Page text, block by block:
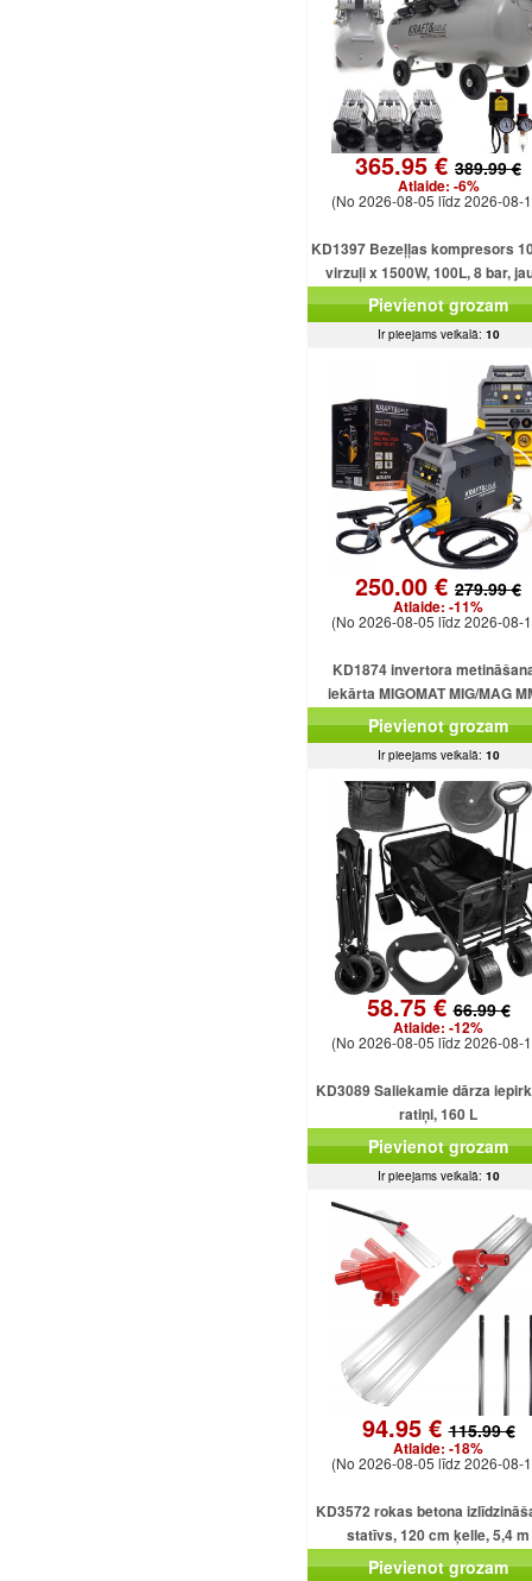
365.95 € 389.99 €
Atlaide: -6%
(No 2026-08-05 līdz 2026-08-
KD1397 Bezeļļas kompresors
virzuļi x 1500W, 100L, 8 bar,
jaudīgs modelis
Pievienot grozam
Ir pieejams veikalā: 10
250.00 € 279.99 €
Atlaide: -11%
(No 2026-08-05 līdz 2026-08-
KD1874 invertora
iekārta MIGOMAT MIG/MAG
FCAW Flux TIG Lift 250A
Pievienot grozam
Ir pieejams veikalā: 10
58.75 €66.99 €
Atlaide: -12%
(No 2026-08-05 līdz 2026-08-
KD3089 Saliekamie dārza
ratiņi, 160 L
Pievienot grozam
Ir pieejams veikalā: 10
94.95 €115.99 €
Atlaide: -18%
(No 2026-08-05 līdz 2026-08-
KD3572 rokas betona
statīvs, 120 cm ķelle, 5,4 m
regulējams kāts
Pievienot grozam